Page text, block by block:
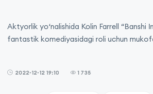
Aktyorlik yo‘nalishida Kolin Farrell “Banshi
fantastik komediyasidagi roli uchun
2022-12-12 19:10 1 735